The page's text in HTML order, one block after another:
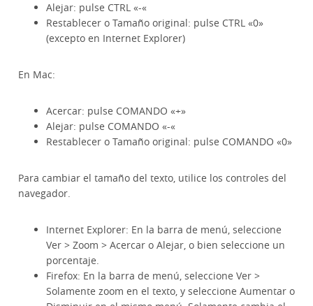
Alejar: pulse CTRL «-«
Restablecer o Tamaño original: pulse CTRL «0»
(excepto en Internet Explorer)
En Mac:
Acercar: pulse COMANDO «+»
Alejar: pulse COMANDO «-«
Restablecer o Tamaño original: pulse COMANDO «0»
Para cambiar el tamaño del texto, utilice los controles del
navegador.
Internet Explorer: En la barra de menú, seleccione
Ver > Zoom > Acercar o Alejar, o bien seleccione un
porcentaje.
Firefox: En la barra de menú, seleccione Ver >
Solamente zoom en el texto, y seleccione Aumentar o